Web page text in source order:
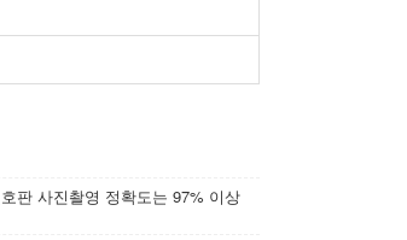
판 사진촬영 정확도는 97% 이상